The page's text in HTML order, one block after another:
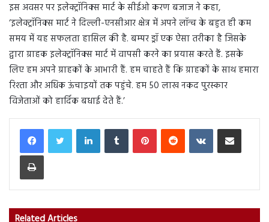
इस अवसर पर इलेक्ट्रॉनिक्स मार्ट के सीईओ करण बजाज ने कहा,
‘इलेक्ट्रॉनिक्स मार्ट ने दिल्ली-एनसीआर क्षेत्र में अपने लॉन्च के बहुत ही कम
समय में यह सफलता हासिल की है. बम्पर ड्रॉ एक ऐसा तरीका है जिसके
द्वारा ग्राहक इलेक्ट्रॉनिक्स मार्ट में वापसी करने का प्रयास करते हैं. इसके
लिए हम अपने ग्राहकों के आभारी हैं. हम चाहते हैं कि ग्राहकों के साथ हमारा
रिश्ता और अधिक ऊंचाइयों तक पहुंचे. हम 50 लाख नकद पुरस्कार
विजेताओं को हार्दिक बधाई देते हैं.’
LinkedInTumblr PinterestReddit VKontakteShare via Email
Print